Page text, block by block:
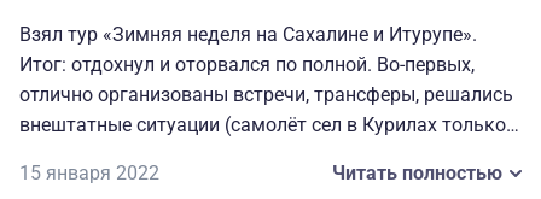
Взял тур «Зимняя неделя на Сахалине и Итурупе».
Итог: отдохнул и оторвался по полной. Во-первых,
отлично организованы встречи, трансферы, решались
внештатные ситуации (самолёт сел в Курилах только
реализована на 100%. А самое главное - яркие гиды,
15 января 2022 Читать полностью